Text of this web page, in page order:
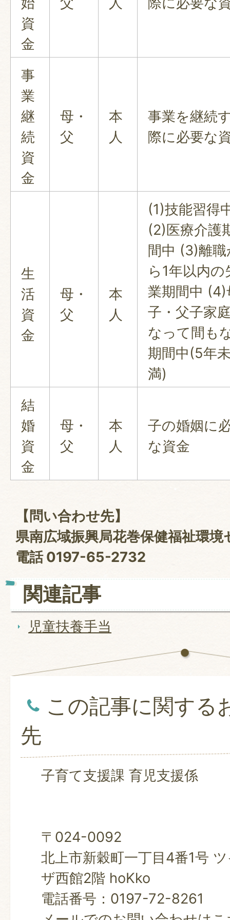
資
金
事
業
継
続
資
金
母・
父
本
人
事業を継続
際に必要な
生
活
資
金
母・
父
本
人
(1)技能習得
(2)医療介護
間中 (3)離職
ら1年以内の
業期間中 (4)
子・父子家
なって間も
期間中(5年
満)
結
婚
資
金
母・
父
本
人
子の婚姻に
な資金
【問い合わせ先】
県南広域振興局花巻保健福祉環境
電話 0197-65-2732
関連記事
児童扶養手当
この記事に関する
先
子育て支援課 育児支援係
〒024-0092
北上市新穀町一丁目4番1号
ザ西館2階 hoKko
電話番号：0197-72-8261